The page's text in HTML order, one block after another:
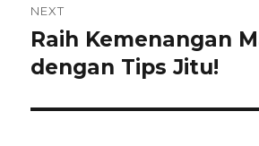
NEXT
Next
post:
Raih Kemenangan
dengan Tips Jitu!